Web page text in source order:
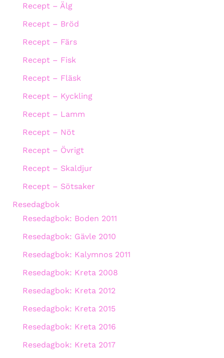
Recept – Älg
Recept – Bröd
Recept – Färs
Recept – Fisk
Recept – Fläsk
Recept – Kyckling
Recept – Lamm
Recept – Nöt
Recept – Övrigt
Recept – Skaldjur
Recept – Sötsaker
Resedagbok
Resedagbok: Boden 2011
Resedagbok: Gävle 2010
Resedagbok: Kalymnos 2011
Resedagbok: Kreta 2008
Resedagbok: Kreta 2012
Resedagbok: Kreta 2015
Resedagbok: Kreta 2016
Resedagbok: Kreta 2017